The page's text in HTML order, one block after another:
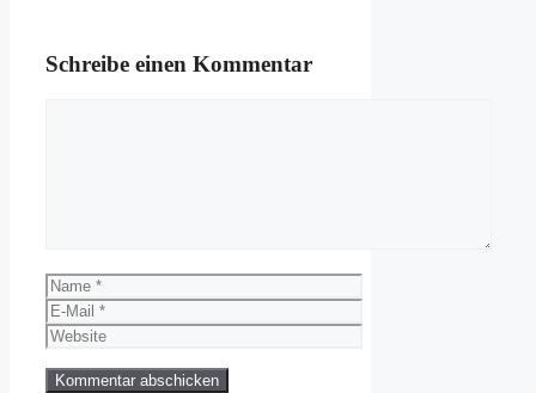
Schreibe einen Kommentar
Name
E-
Mail
Website